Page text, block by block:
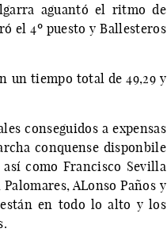
aguantó el ritmo de
el 4º puesto y Ballesteros
un tiempo total de 49,29 y
conseguidos a expensas
conquense disponbile
como Francisco Sevilla
ALonso Paños y
están en todo lo alto y los